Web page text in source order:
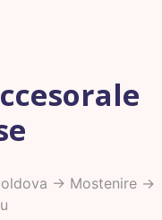
-> Mostenire->